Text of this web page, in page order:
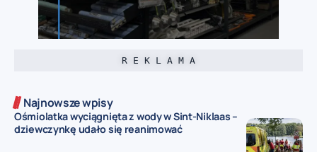
R E K L A M A
Najnowsze wpisy
Ośmiolatka wyciągnięta z wody w Sint-Niklaas –
dziewczynkę udało się reanimować